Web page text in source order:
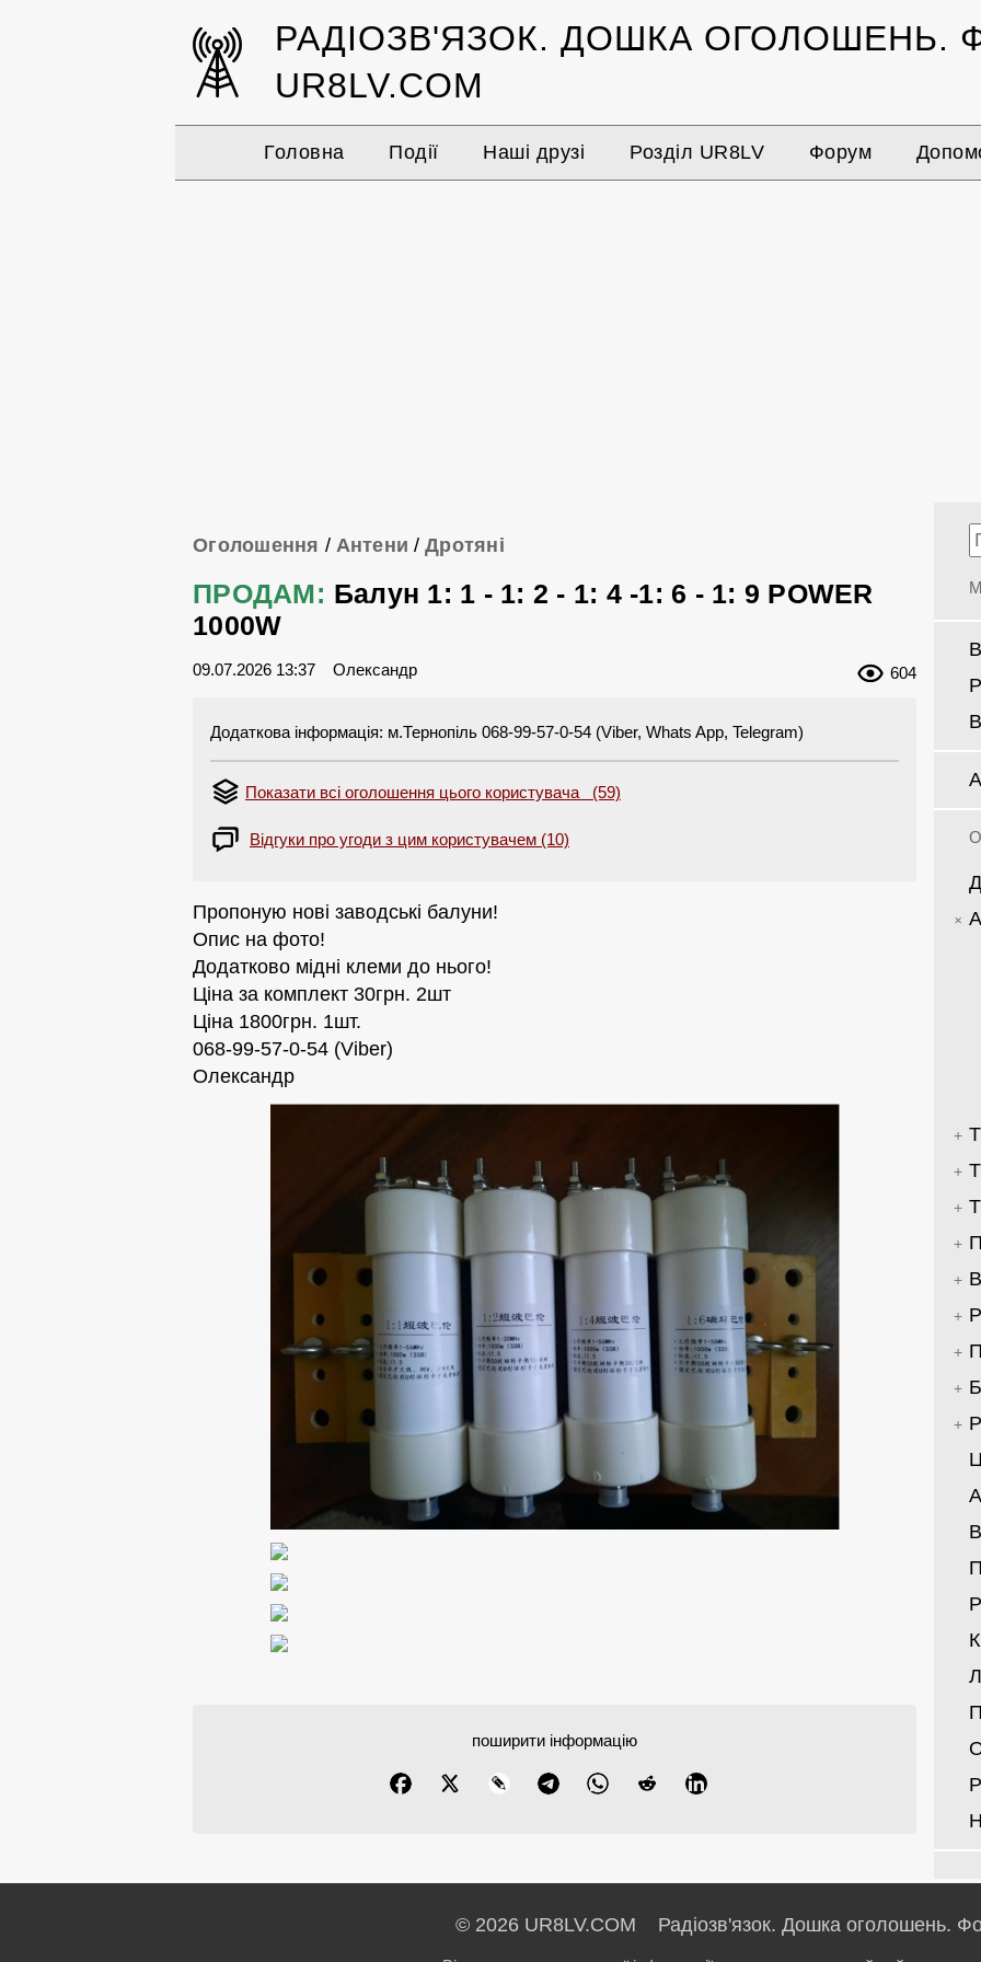
РАДІОЗВ'ЯЗОК. ДОШКА ОГОЛОШЕНЬ.
UR8LV.COM
Головна Події Наші друзі Розділ UR8LV Форум
Оголошення / Антени / Дротяні
ПРОДАМ: Балун 1: 1 - 1: 2 - 1: 4 -1: 6 - 1: 9 POWER
1000W
09.07.2026 13:37 Олександр 604
Додаткова інформація: м.Тернопіль 068-99-57-0-54 (Viber, Whats App, Telegram)
Показати всі оголошення цього користувача (59)
Відгуки про угоди з цим користувачем (10)
Пропоную нові заводські балуни!
Опис на фото!
Додатково мідні клеми до нього!
Ціна за комплект 30грн. 2шт
Ціна 1800грн. 1шт.
068-99-57-0-54 (Viber)
Олександр
поширити інформацію
© 2026 UR8LV.COM Радіозв'язок. Дошка оголошень.